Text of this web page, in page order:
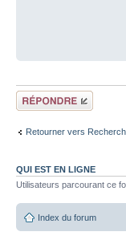
Répondre
Retourner vers
QUI EST EN LIGNE
Utilisateurs parcourant ce
Index du forum